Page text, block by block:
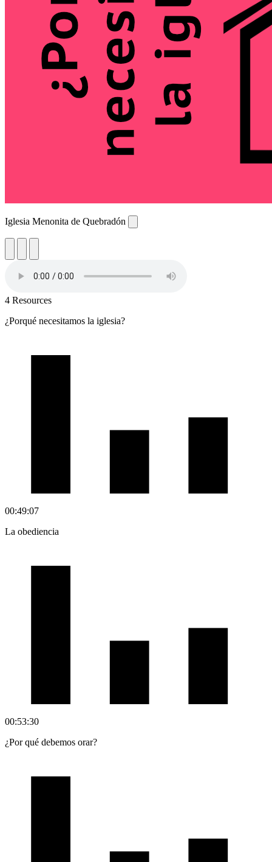
Iglesia Menonita de Quebradón
4 Resources
¿Porqué necesitamos la iglesia?
00:49:07
La obediencia
00:53:30
¿Por qué debemos orar?